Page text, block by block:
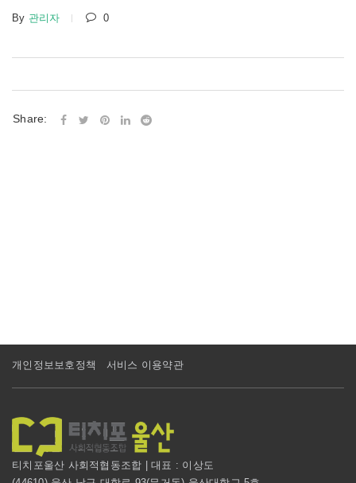
By 관리자 0
Share:
개인정보보호정책 서비스 이용약관
티치포울산 사회적협동조합 | 대표 : 이상도